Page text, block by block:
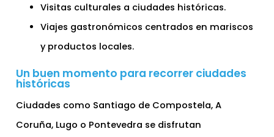
Visitas culturales a ciudades históricas.
Viajes gastronómicos centrados en mariscos
y productos locales.
Un buen momento para recorrer ciudades
históricas
Ciudades como Santiago de Compostela, A
Coruña, Lugo o Pontevedra se disfrutan